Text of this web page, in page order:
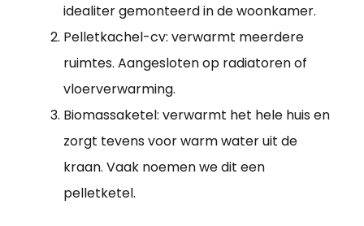
idealiter gemonteerd in de woonkamer.
Pelletkachel-cv: verwarmt meerdere
ruimtes. Aangesloten op radiatoren of
vloerverwarming.
Biomassaketel: verwarmt het hele huis en
zorgt tevens voor warm water uit de
kraan. Vaak noemen we dit een
pelletketel.